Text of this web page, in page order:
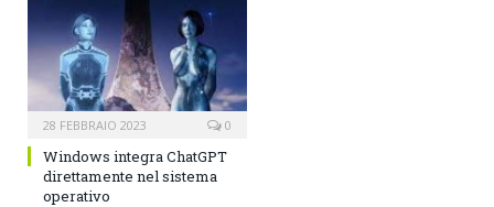
28 FEBBRAIO 2023 0
Windows integra ChatGPT
direttamente nel sistema
operativo